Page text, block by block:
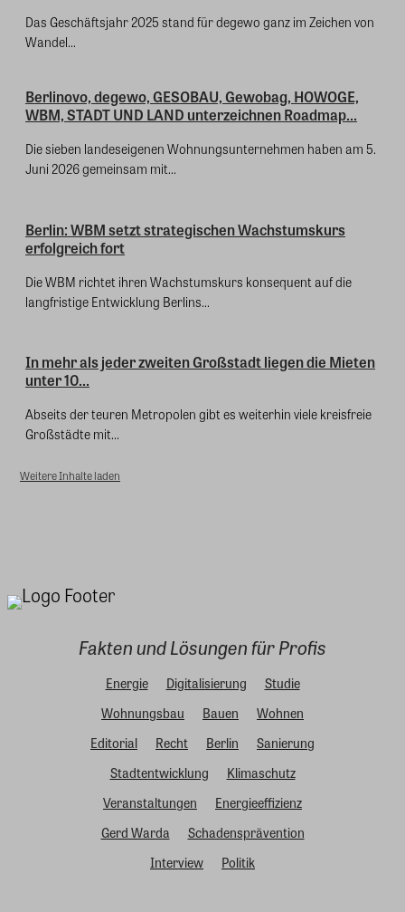
Das Geschäftsjahr 2025 stand für degewo ganz im Zeichen von
Wandel...
Berlinovo, degewo, GESOBAU, Gewobag, HOWOGE,
WBM, STADT UND LAND unterzeichnen Roadmap...
Die sieben landeseigenen Wohnungsunternehmen haben am 5.
Juni 2026 gemeinsam mit...
Berlin: WBM setzt strategischen Wachstumskurs
erfolgreich fort
Die WBM richtet ihren Wachstumskurs konsequent auf die
langfristige Entwicklung Berlins...
In mehr als jeder zweiten Großstadt liegen die Mieten
unter 10...
Abseits der teuren Metropolen gibt es weiterhin viele kreisfreie
Großstädte mit...
Weitere Inhalte laden
Fakten und Lösungen für Profis
Energie Digitalisierung
Studie
Wohnungsbau
Bauen
Wohnen
Editorial
Recht Berlin
Sanierung
Stadtentwicklung
Klimaschutz
Veranstaltungen
Energieeffizienz
Gerd Warda
Schadensprävention
Interview
Politik